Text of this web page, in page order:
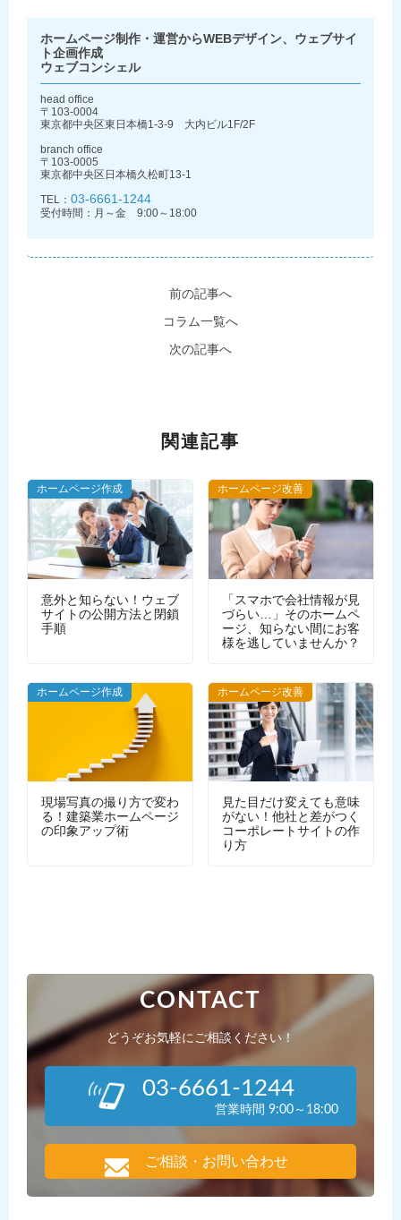
ホームページ制作・運営からWEBデザイン、ウェブサイ
ト企画作成
ウェブコンシェル
head office
〒103-0004
東京都中央区東日本橋1-3-9 大内ビル1F/2F
branch office
〒103-0005
東京都中央区日本橋久松町13-1
TEL： 03-6661-1244
受付時間：月～金 9:00～18:00
前の記事へ
コラム一覧へ
次の記事へ
関連記事
ホームページ作成
意外と知らない！ウェブ
サイトの公開方法と閉鎖
手順
ホームページ改善
「スマホで会社情報が見
づらい…」そのホームペ
ージ、知らない間にお客
様を逃していませんか？
WEBデザイン
ホームページ作成
現場写真の撮り方で変わ
る！建築業ホームページ
の印象アップ術
ホームページ改善
見た目だけ変えても意味
がない！他社と差がつく
コーポレートサイトの作
り方
CONTACT
どうぞお気軽にご相談ください！
03-6661-1244
営業時間 9:00～18:00
ご相談・お問い合わせ